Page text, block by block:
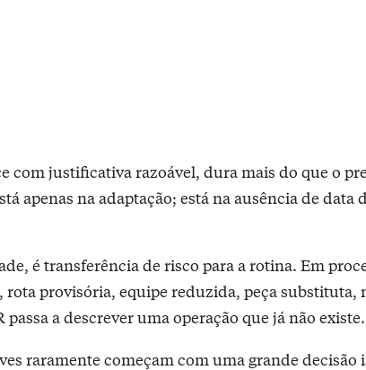
apenas na adaptação; está na ausência de data
é transferência de risco para a rotina. Em
rota provisória, equipe reduzida, peça
a descrever uma operação que já não existe.
raramente começam com uma grande decisão